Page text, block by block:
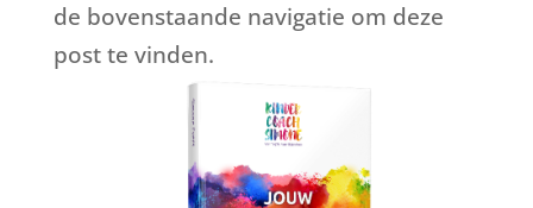
de bovenstaande navigatie om deze
post te vinden.